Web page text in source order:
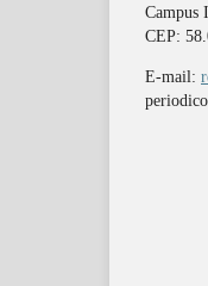
Campus
CEP:
E-mail: